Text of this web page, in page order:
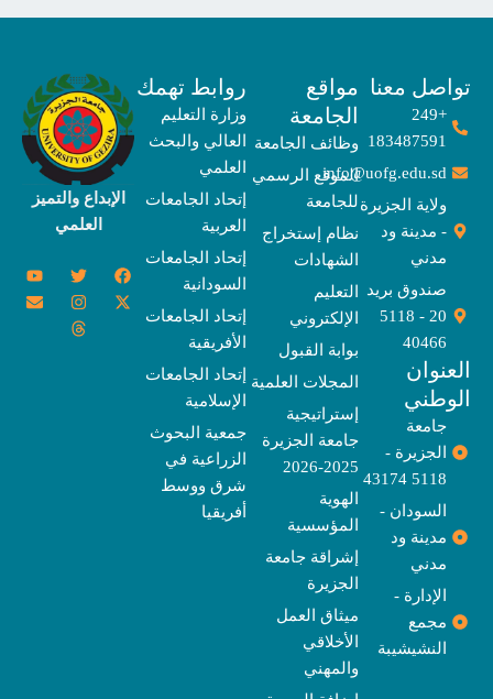
معنا
183487591
info@uofg.edu.sd
ولاية الجزيرة
- مدينة ود
صندوق بريد
20 - 5118
الجزيرة -
السودان -
مدينة ود
الإدارة -
مجمع
النشيشيبة
مواقع
الجامعة
وظائف الجامعة
الموقع الرسمي
للجامعة
نظام إستخراج
الشهادات
التعليم
الإلكتروني
بوابة القبول
المجلات العلمية
إستراتيجية
جامعة الجزيرة
المؤسسية
إشراقة جامعة
الجزيرة
ميثاق العمل
الأخلاقي
والمهني
روابط تهمك
وزارة التعليم
العالي والبحث
إتحاد الجامعات
العربية
إتحاد الجامعات
السودانية
إتحاد الجامعات
الأفريقية
إتحاد الجامعات
الإسلامية
جمعية البحوث
الزراعية في
شرق ووسط
الإبداع والتميز
c
e
o
T
w
i
Y
o
u
t
u
t
w
t
I
n
s
E
n
v
e
l
T
h
r